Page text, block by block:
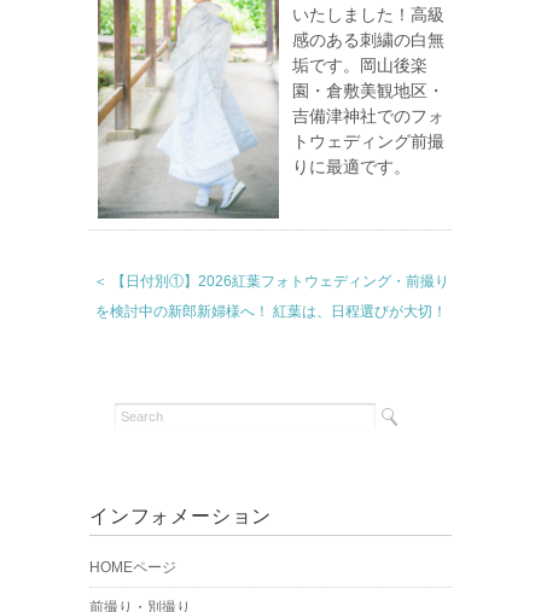
いたしました！高級
感のある刺繍の白無
垢です。岡山後楽
園・倉敷美観地区・
吉備津神社でのフォ
トウェディング前撮
りに最適です。
＜ 【日付別①】2026紅葉フォトウェディング・前撮り
を検討中の新郎新婦様へ！ 紅葉は、日程選びが大切！
インフォメーション
HOMEページ
前撮り・別撮り